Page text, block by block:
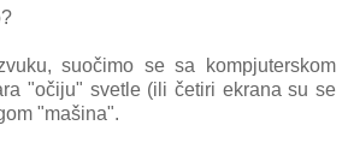
suočimo se sa kompjuterskom
"očiju" svetle (ili četiri ekrana su se
"mašina".